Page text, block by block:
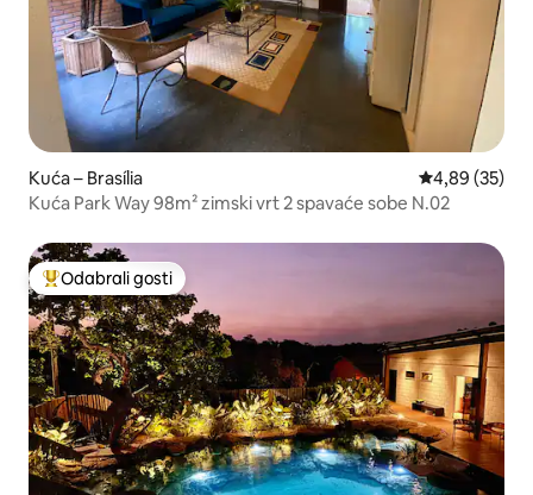
Kuća – Brasília Prosječna
4,89 (35)
Kuća Park Way 98m² zimski vrt 2 spavaće sobe N.02
Među najviše rangiranima s oznakom „Odabrali gosti”
Odabrali gosti